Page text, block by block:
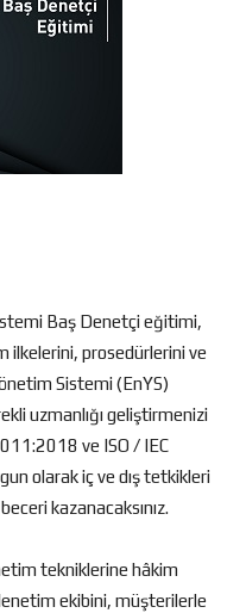
Baş Denetçi eğitimi,
ilkelerini, prosedürlerini ve
Sistemi (EnYS)
uzmanlığı geliştirmenizi
ve ISO / IEC
olarak iç ve dış tetkikleri
kazanacaksınız.
tekniklerine hâkim
ekibini, müşterilerle